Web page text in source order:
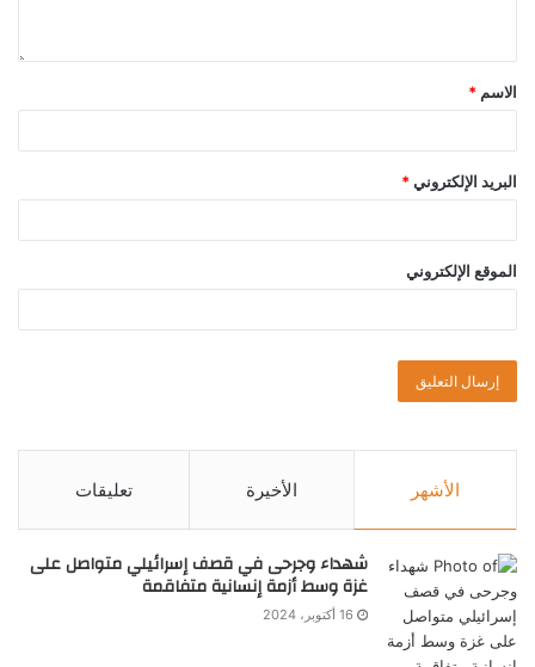
الاسم *
البريد الإلكتروني *
الموقع الإلكتروني
الأشهر الأخيرة تعليقات
شهداء وجرحى في قصف إسرائيلي متواصل على
غزة وسط أزمة إنسانية متفاقمة
16 أكتوبر، 2024